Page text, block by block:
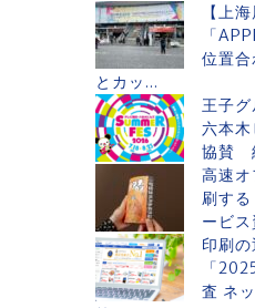
【上
「
位置
とカッ...
王子
六本木
協賛
高速
刷す
ービ
印刷
「
査 ネ